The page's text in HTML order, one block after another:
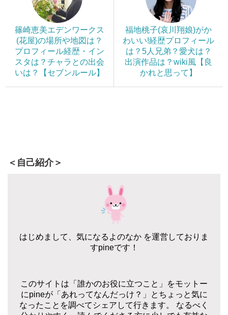
篠崎恵美エデンワークス
(花屋)の場所や地図は？
プロフィール経歴・イン
スタは？チャラとの出会
いは？【セブンルール】
福地桃子(哀川翔娘)がか
わいい!経歴プロフィール
は？5人兄弟？愛犬は？
出演作品は？wiki風【良
かれと思って】
＜自己紹介＞
はじめまして、気になるよのなか を運営しておりま
すpineです！
このサイトは「誰かのお役に立つこと」をモットー
にpineが「あれってなんだっけ？」とちょっと気に
なったことを調べてシェアして行きます。 なるべく